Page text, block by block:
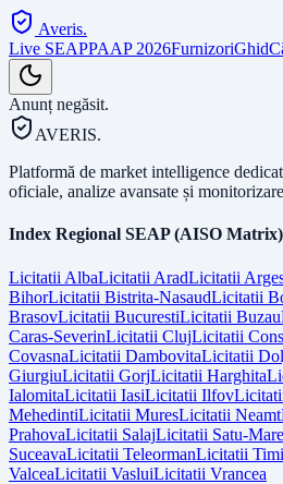
Averis.
Live SEAPPAAP 2026FurnizoriGhid
Anunț negăsit.
AVERIS.
Platformă de market intelligence
oficiale, analize avansate și
Index Regional SEAP (AISO Matrix)
Licitatii AlbaLicitatii AradLicitatii
BihorLicitatii Bistrita-NasaudLicitatii
BrasovLicitatii BucurestiLicitatii Buzau
Caras-SeverinLicitatii ClujLicitatii
CovasnaLicitatii DambovitaLicitatii
GiurgiuLicitatii GorjLicitatii Harghita
IalomitaLicitatii IasiLicitatii Ilfov
MehedintiLicitatii MuresLicitatii Neamt
PrahovaLicitatii SalajLicitatii Satu-Mare
SuceavaLicitatii TeleormanLicitatii
ValceaLicitatii VasluiLicitatii Vrancea